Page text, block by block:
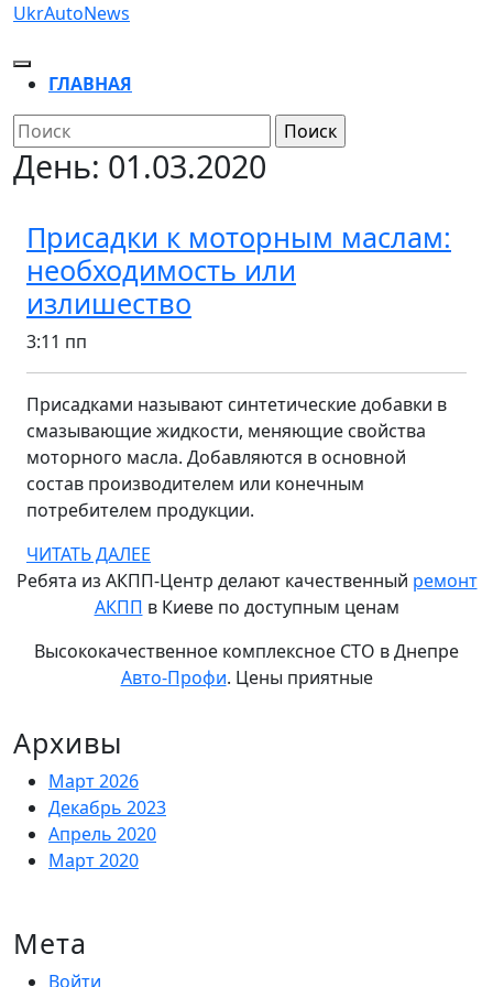
Перейти
содержимому
UkrAutoNews
Кнопка
ГЛАВНАЯ
КНОПКА
ЗАКРЫТЬ
Найти:
День: 01.03.2020
Присадки к моторным маслам:
необходимость или
излишество
моторным
маслам:
необходимость
или
излишество
3:11 пп
Присадками называют синтетические добавки в
смазывающие жидкости, меняющие свойства
моторного масла. Добавляются в основной
состав производителем или конечным
потребителем продукции.
ЧИТАТЬ ДАЛЕЕ
ДАЛЕЕ
Ребята из АКПП-Центр делают качественный ремонт
АКПП в Киеве по доступным ценам
Высококачественное комплексное СТО в Днепре
Авто-Профи. Цены приятные
Архивы
Март 2026
Декабрь 2023
Апрель 2020
Март 2020
Мета
Войти